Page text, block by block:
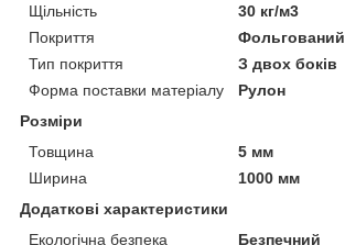
Щільність
30 кг/м3
Покриття
Фольгований
Тип покриття
З двох боків
Форма поставки матеріалу
Рулон
Розміри
Товщина
5 мм
Ширина
1000 мм
Додаткові характеристики
Екологічна безпека
Безпечний